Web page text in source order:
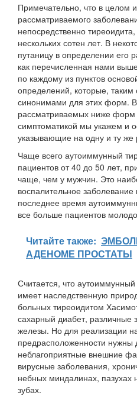
Примечательно, что в целом
рассматриваемого
непосредственно
нескольких сотен лет. В
путаницу в определении его
как перечисленная нами
по каждому из пунктов
определений, которые, таким
синонимами для этих форм.
рассматриваемых ниже
симптоматикой мы укажем и
указывающие на одну и ту же
Чаще всего аутоиммунный
пациентов от 40 до 50 лет,
чаще, чем у мужчин. Это
воспалительное
последнее время
все больше пациентов
Читайте также:
АДЕНОМЕ ПРОСТАТЫ
Считается, что
имеет наследственную
больных тиреоидитом
сахарный диабет, различные
железы. Но для реализации
предрасположенности нужны
неблагоприятные внешние
вирусные заболевания,
небных миндалинах,
зубах.